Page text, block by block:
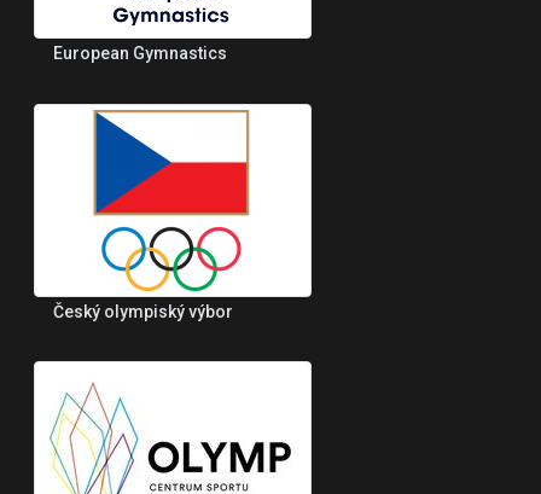
European Gymnastics
Český olympiský výbor